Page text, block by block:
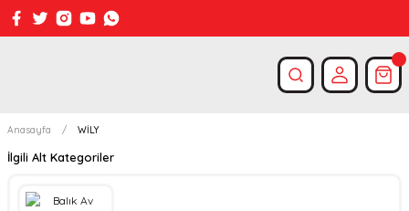
Anasayfa WİLY
İlgili Alt Kategoriler